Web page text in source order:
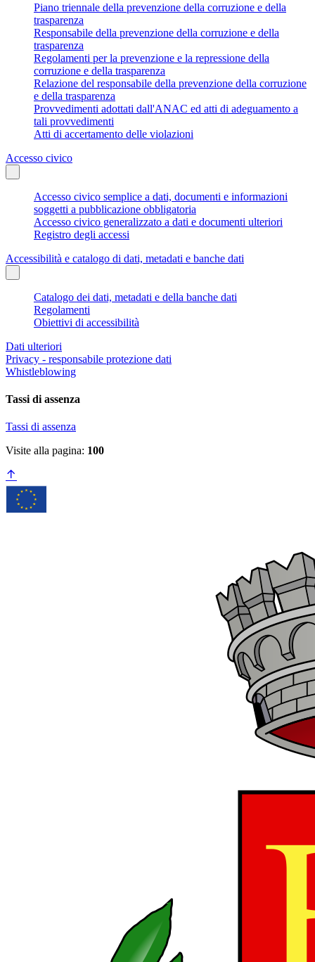
Piano triennale della prevenzione della corruzione e della
trasparenza
Responsabile della prevenzione della corruzione e della
trasparenza
Regolamenti per la prevenzione e la repressione della
corruzione e della trasparenza
Relazione del responsabile della prevenzione della corruzione
e della trasparenza
Provvedimenti adottati dall'ANAC ed atti di adeguamento a
tali provvedimenti
Atti di accertamento delle violazioni
Accesso civico
Accesso civico semplice a dati, documenti e informazioni
soggetti a pubblicazione obbligatoria
Accesso civico generalizzato a dati e documenti ulteriori
Registro degli accessi
Accessibilità e catalogo di dati, metadati e banche dati
Catalogo dei dati, metadati e della banche dati
Regolamenti
Obiettivi di accessibilità
Dati ulteriori
Privacy - responsabile protezione dati
Whistleblowing
Tassi di assenza
Tassi di assenza
Visite alla pagina: 100